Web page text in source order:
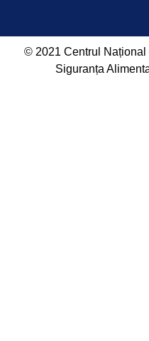
© 2021 Centrul Național
Siguranța